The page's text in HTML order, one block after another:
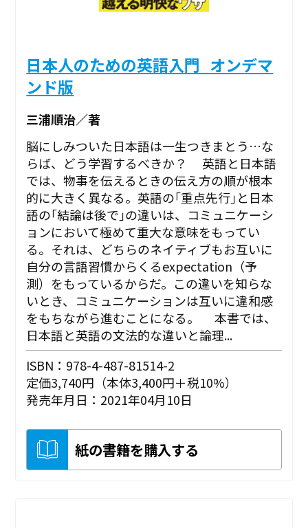
日本人のための英語入門_オンデマ
ンド版
三浦順治／著
脳にしみついた日本語は一生つきまとう…な
らば、どう学習するべきか？ 英語と日本語
では、物事を伝えるときの伝え方の順が根本
的に大きく異なる。英語の｢重点先行｣と日本
語の｢結論は後で｣の違いは、コミュニケーシ
ョンにおいて極めて重大な意味をもってい
る。それは、どちらのネイティブもお互いに
自分の言語習慣からくるexpectation（予
測）をもっているからだ。この違いを知らな
いとき、コミュニケーションは互いに違和感
をもちながら進むことになる。 本書では、
日本語と英語の文法的な違いと論理...
ISBN：978-4-487-81514-2
定価3,740円（本体3,400円＋税10%）
発売年月日：2021年04月10日
紙の書籍を購入する